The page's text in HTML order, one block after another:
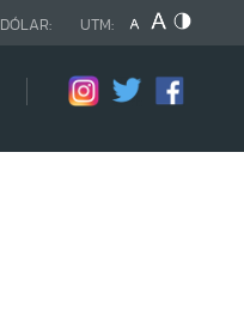
DÓLAR: UTM: